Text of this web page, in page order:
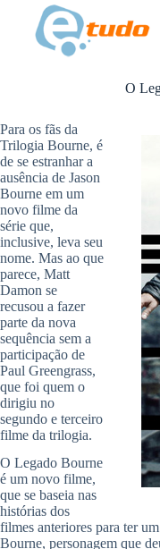
content
O
Para os fãs da
Trilogia Bourne, é
de se estranhar a
ausência de Jason
Bourne em um
novo filme da
série que,
inclusive, leva seu
nome. Mas ao que
parece, Matt
Damon se
recusou a fazer
parte da nova
sequência sem a
participação de
Paul Greengrass,
que foi quem o
dirigiu no
segundo e terceiro
filme da trilogia.
O Legado Bourne
é um novo filme,
que se baseia nas
histórias dos
filmes anteriores para ter
Bourne, personagem que